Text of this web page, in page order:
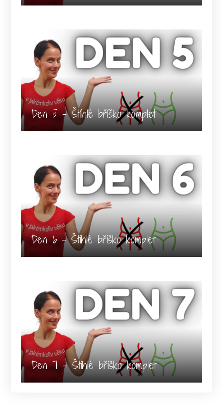
Den 5 - Štíhlé bříško komplet
Den 6 - Štíhlé bříško komplet
Den 7 - Štíhlé bříško komplet